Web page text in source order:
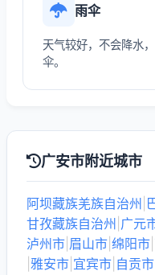
雨伞
天气较好，不会降水
伞。
广安市附近城市
阿坝藏族羌族自治州
甘孜藏族自治州 广元
泸州市 眉山市 绵阳市
雅安市 宜宾市 自贡市